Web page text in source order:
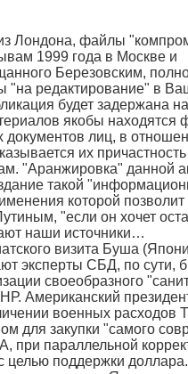
Лондона, файлы
1999 года в Москве и
Березовским,
"на редактирование" в
будет задержана
якобы находятся
документов лиц, в
их причастность
"Аранжировка" данной
такой
которой
"если он хочет
наши источники…
визита Буша
эксперты СБД, по сути,
своеобразного
Американский
военных расходов
для закупки "самого
при параллельной
целью поддержки